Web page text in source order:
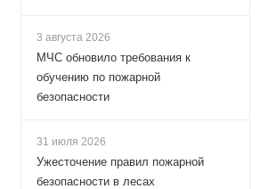
3 августа 2026
МЧС обновило требования к
обучению по пожарной
безопасности
31 июля 2026
Ужесточение правил пожарной
безопасности в лесах